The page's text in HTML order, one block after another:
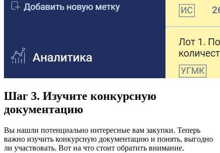
Шаг 3. Изучите конкурсную
документацию
Вы нашли потенциально интересные вам закупки. Теперь
важно изучить конкурсную документацию и понять, выгодно
ли участвовать. Вот на что стоит обратить внимание.